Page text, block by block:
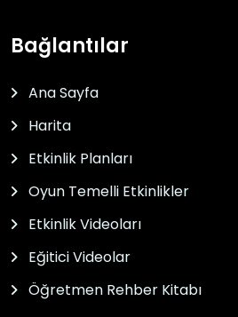
Bağlantılar
Ana Sayfa
Harita
Etkinlik Planları
Oyun Temelli Etkinlikler
Etkinlik Videoları
Eğitici Videolar
Öğretmen Rehber Kitabı